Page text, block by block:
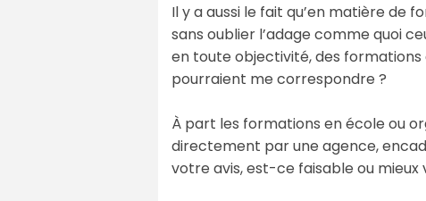
Il y a aussi le fait qu’en matière de
sans oublier l’adage comme quoi
en toute objectivité, des formations
pourraient me correspondre ?
À part les formations en école ou
directement par une agence,
votre avis, est-ce faisable ou